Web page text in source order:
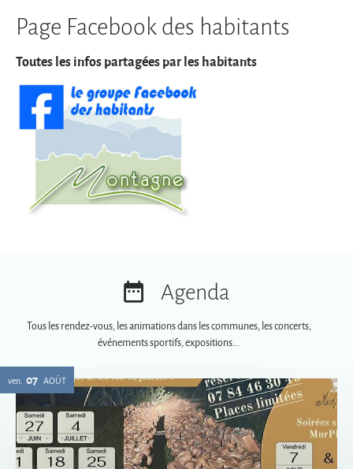
Agenda
Tous les rendez-vous, les animations dans les communes, les concerts,
Soirées spéciales MurPhy's